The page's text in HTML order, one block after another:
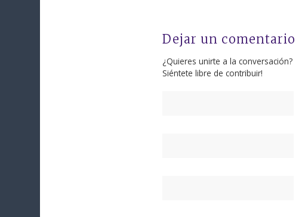
Dejar un comentario
¿Quieres unirte a la conversación?
Siéntete libre de contribuir!